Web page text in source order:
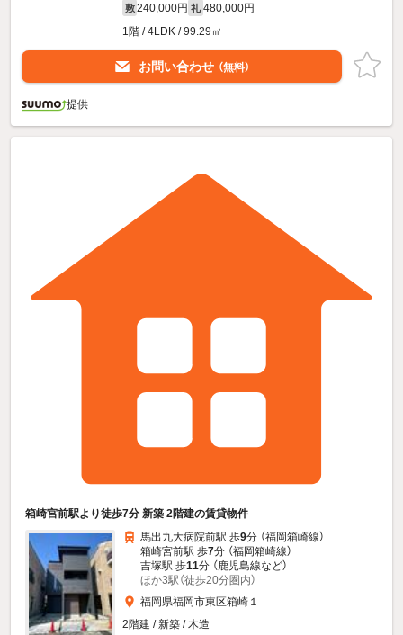
敷 240,000円 礼 480,000円
1階 / 4LDK / 99.29㎡
お問い合わせ （無料）
提供
箱崎宮前駅より徒歩7分 新築 2階建の賃貸物件
馬出九大病院前駅 歩9分 （福岡箱崎線）
箱崎宮前駅 歩7分 （福岡箱崎線）
吉塚駅 歩11分 （鹿児島線など）
ほか3駅（徒歩20分圏内）
福岡県福岡市東区箱崎１
2階建 / 新築 / 木造